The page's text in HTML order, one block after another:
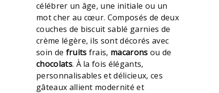
célébrer un âge, une initiale ou un
mot cher au cœur. Composés de deux
couches de biscuit sablé garnies de
crème légère, ils sont décorés avec
soin de fruits frais, macarons ou de
chocolats. À la fois élégants,
personnalisables et délicieux, ces
gâteaux allient modernité et